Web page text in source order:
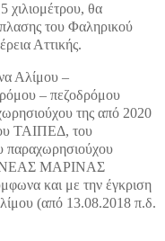
χιλιομέτρου, θα
του Φαληρικού
Αττικής.
Αλίμου –
– πεζοδρόμου
της από 2020
ΤΑΙΠΕΔ, του
παραχωρησιούχου
ΜΑΡΙΝΑΣ
και με την έγκριση
(από 13.08.2018 π.δ.